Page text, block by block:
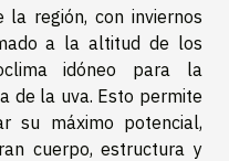
la región, con inviernos
a la altitud de los
idóneo para la
de la uva. Esto permite
su máximo potencial,
cuerpo, estructura y